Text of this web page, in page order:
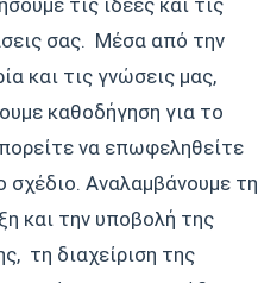
τις ιδέες και τις
σας. Μέσα από την
και τις γνώσεις μας,
καθοδήγηση για το
να επωφεληθείτε
σχέδιο. Αναλαμβάνουμε τη
και την υποβολή της
τη διαχείριση της